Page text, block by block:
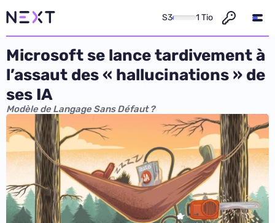
S3 1 Tio
Microsoft se lance tardivement à
l’assaut des « hallucinations » de
ses IA
Modèle de Langage Sans Défaut ?